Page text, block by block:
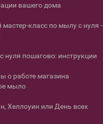
вашего дома
класс по мылу с нуля -
нуля пошагово: инструкции
о работе магазина
мыло
Хеллоуин или День всех